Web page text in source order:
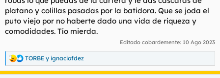
platano y colillas pasadas por la batidora. Que se joda el
puto viejo por no haberte dado una vida de riqueza y
comodidades. Tío mierda.
Editado cobardemente: 10 Ago 2023
R
e
TORBE y ignaciofdez